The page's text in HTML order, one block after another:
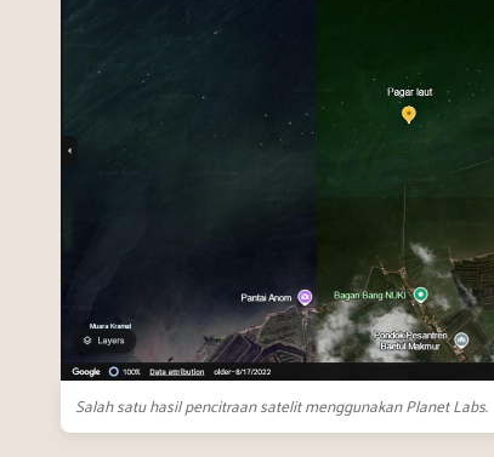
Salah satu hasil pencitraan satelit menggunakan Planet Labs.